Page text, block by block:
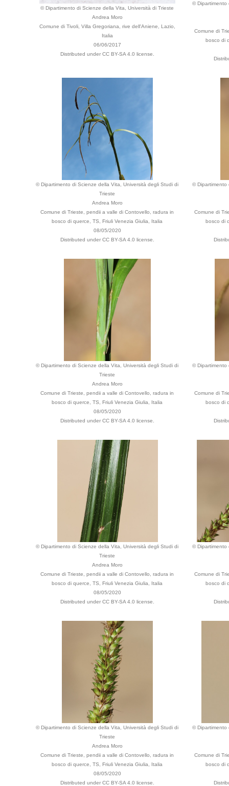
© Dipartimento di Scienze della Vita, Università di Trieste
Andrea Moro
Comune di Tivoli, Villa Gregoriana, rive dell'Aniene, Lazio,
Italia
06/06/2017
Distributed under CC BY-SA 4.0 license.
© Dipartimento
Comune di
bosco di
© Dipartimento di Scienze della Vita, Università degli Studi di
Trieste
Andrea Moro
Comune di Trieste, pendii a valle di Contovello, radura in
bosco di querce, TS, Friuli Venezia Giulia, Italia
08/05/2020
Distributed under CC BY-SA 4.0 license.
© Dipartimento
Comune di
bosco di
© Dipartimento di Scienze della Vita, Università degli Studi di
Trieste
Andrea Moro
Comune di Trieste, pendii a valle di Contovello, radura in
bosco di querce, TS, Friuli Venezia Giulia, Italia
08/05/2020
Distributed under CC BY-SA 4.0 license.
© Dipartimento
Comune di
bosco di
© Dipartimento di Scienze della Vita, Università degli Studi di
Trieste
Andrea Moro
Comune di Trieste, pendii a valle di Contovello, radura in
bosco di querce, TS, Friuli Venezia Giulia, Italia
08/05/2020
Distributed under CC BY-SA 4.0 license.
© Dipartimento
Comune di
bosco di
© Dipartimento di Scienze della Vita, Università degli Studi di
Trieste
Andrea Moro
Comune di Trieste, pendii a valle di Contovello, radura in
bosco di querce, TS, Friuli Venezia Giulia, Italia
08/05/2020
Distributed under CC BY-SA 4.0 license.
© Dipartimento
Comune di
bosco di